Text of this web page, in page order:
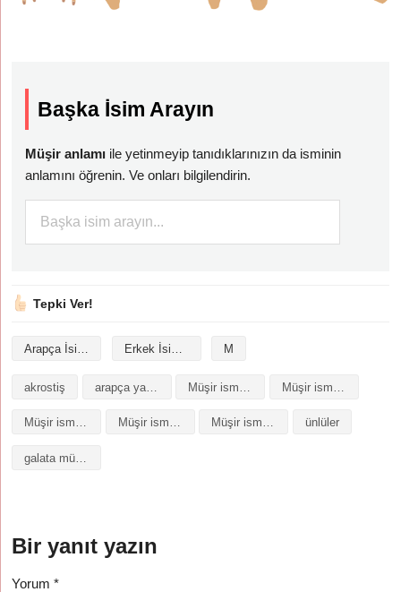
Başka İsim Arayın
Müşir anlamı ile yetinmeyip tanıdıklarınızın da isminin
anlamını öğrenin. Ve onları bilgilendirin.
Tepki Ver!
Arapça İsimler Erkek İsimleri M
akrostiş arapça yazılışı
Müşir isminin baş harfleriyle şiir Müşir isminin kökeni Müşir isminin numerolojisi ünlüler
Bir yanıt yazın
Yorum*